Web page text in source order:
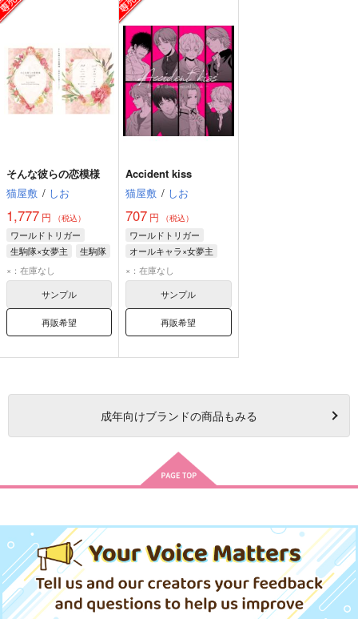
そんな彼らの恋模様
猫屋敷 / しお
1,777 円 （税込）
ワールドトリガー
生駒隊×女夢主
生駒隊
女夢主
×：在庫なし
サンプル
再販希望
Accident kiss
猫屋敷 / しお
707 円 （税込）
ワールドトリガー
オールキャラ×女夢主
×：在庫なし
サンプル
再販希望
成年向けブランドの商品もみる